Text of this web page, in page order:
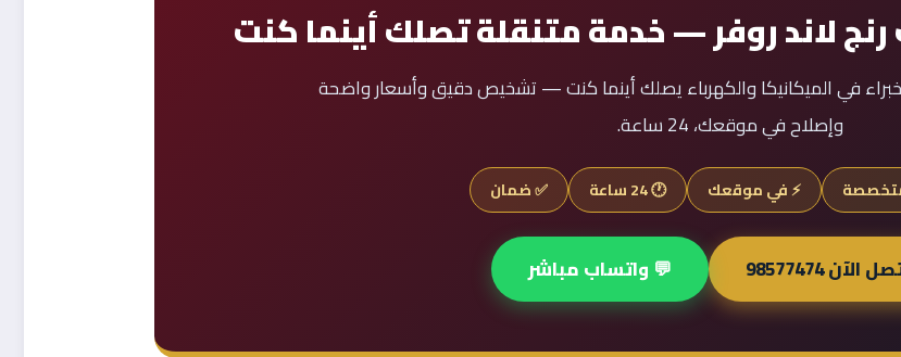
لاند روفر — خدمة متنقلة تصلك أينما كنت
في الميكانيكا والكهرباء يصلك أينما كنت — تشخيص دقيق وأسعار واضحة
وإصلاح في موقعك، 24 ساعة.
⚡ في موقعك 🕐 24 ساعة ✅ ضمان
الآن 98577474 💬 واتساب مباشر